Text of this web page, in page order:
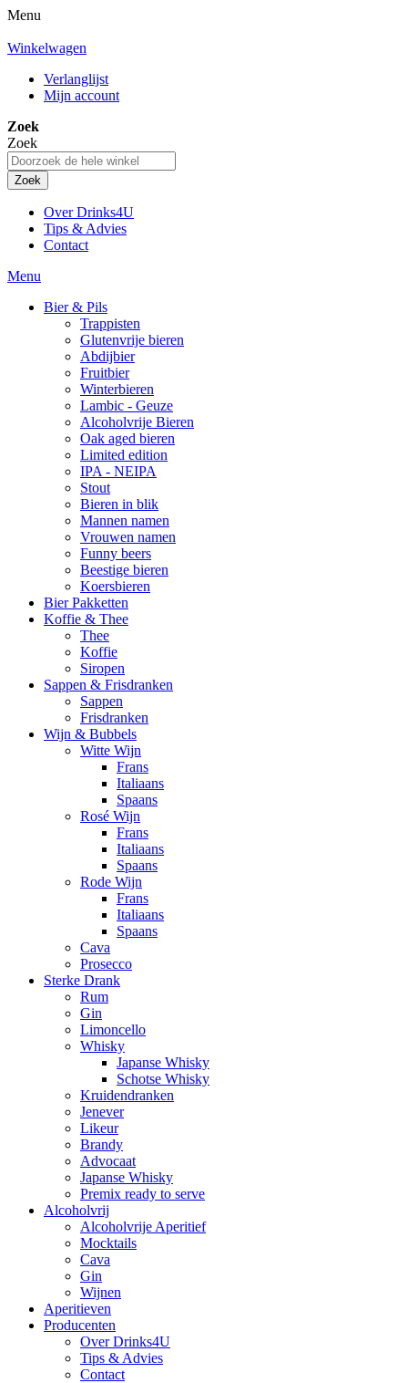
Menu
Winkelwagen
Verlanglijst
Mijn account
Zoek
Zoek
Zoek
Over Drinks4U
Tips & Advies
Contact
Menu
Bier & Pils
Trappisten
Glutenvrije bieren
Abdijbier
Fruitbier
Winterbieren
Lambic - Geuze
Alcoholvrije Bieren
Oak aged bieren
Limited edition
IPA - NEIPA
Stout
Bieren in blik
Mannen namen
Vrouwen namen
Funny beers
Beestige bieren
Koersbieren
Bier Pakketten
Koffie & Thee
Thee
Koffie
Siropen
Sappen & Frisdranken
Sappen
Frisdranken
Wijn & Bubbels
Witte Wijn
Frans
Italiaans
Spaans
Rosé Wijn
Frans
Italiaans
Spaans
Rode Wijn
Frans
Italiaans
Spaans
Cava
Prosecco
Sterke Drank
Rum
Gin
Limoncello
Whisky
Japanse Whisky
Schotse Whisky
Kruidendranken
Jenever
Likeur
Brandy
Advocaat
Japanse Whisky
Premix ready to serve
Alcoholvrij
Alcoholvrije Aperitief
Mocktails
Cava
Gin
Wijnen
Aperitieven
Producenten
Over Drinks4U
Tips & Advies
Contact